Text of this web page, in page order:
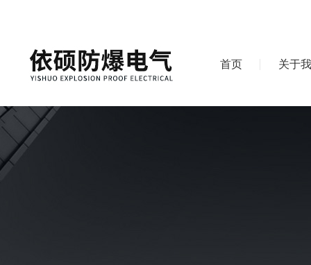
首页 关于